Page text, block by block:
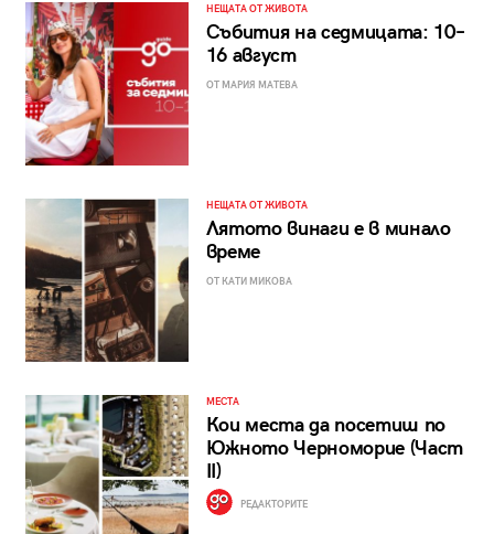
НЕЩАТА ОТ ЖИВОТА
Събития на седмицата: 10–
16 август
ОТ МАРИЯ МАТЕВА
НЕЩАТА ОТ ЖИВОТА
Лятото винаги е в минало
време
ОТ КАТИ МИКОВА
МЕСТА
Кои места да посетиш по
Южното Черноморие (Част
II)
РЕДАКТОРИТЕ